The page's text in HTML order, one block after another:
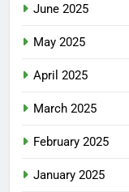
June 2025
May 2025
April 2025
March 2025
February 2025
January 2025